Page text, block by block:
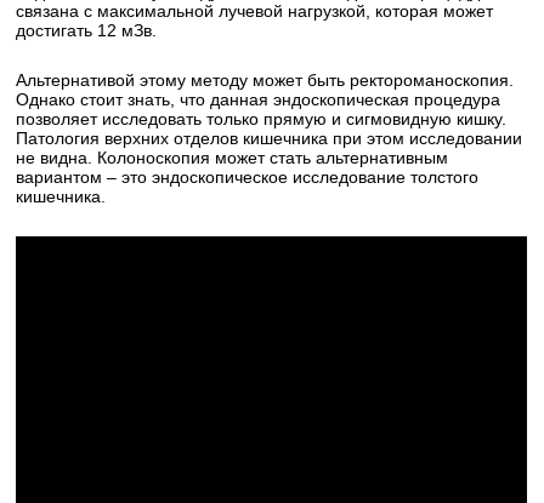
связана с максимальной лучевой нагрузкой, которая может
достигать 12 мЗв.
Альтернативой этому методу может быть ректороманоскопия.
Однако стоит знать, что данная эндоскопическая процедура
позволяет исследовать только прямую и сигмовидную кишку.
Патология верхних отделов кишечника при этом исследовании
не видна. Колоноскопия может стать альтернативным
вариантом – это эндоскопическое исследование толстого
кишечника.